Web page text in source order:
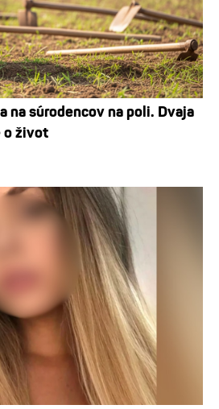
na súrodencov na poli. Dvaja
o život